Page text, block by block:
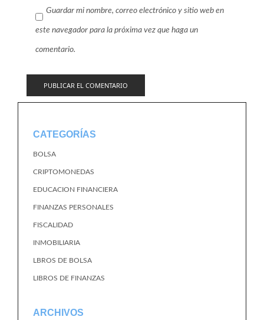
Guardar mi nombre, correo electrónico y sitio web en
este navegador para la próxima vez que haga un
comentario.
CATEGORÍAS
BOLSA
CRIPTOMONEDAS
EDUCACION FINANCIERA
FINANZAS PERSONALES
FISCALIDAD
INMOBILIARIA
LBROS DE BOLSA
LIBROS DE FINANZAS
ARCHIVOS